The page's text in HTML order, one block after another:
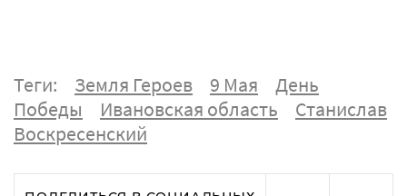
Теги: Земля Героев 9 Мая
День
Победы
Ивановская область
Станислав
Воскресенский